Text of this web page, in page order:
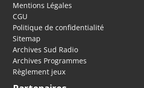
Mentions Légales
CGU
Politique de confidentialité
Sitemap
Archives Sud Radio
Archives Programmes
Règlement jeux